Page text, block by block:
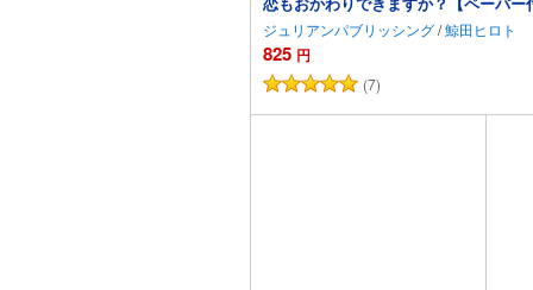
ジュリアンパブリッシング/鯨田ヒロト
825 円
(7)